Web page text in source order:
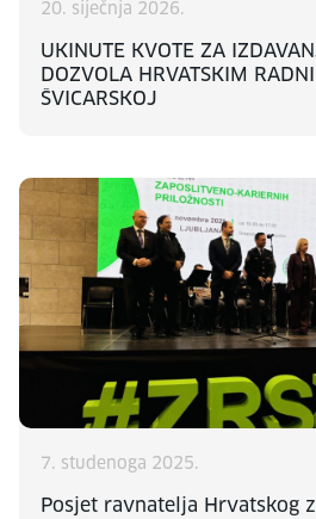
20. siječnja 2026.
UKINUTE KVOTE ZA
DOZVOLA HRVATSKIM
ŠVICARSKOJ
7. studenoga 2025.
Posjet ravnatelja Hrvatskog